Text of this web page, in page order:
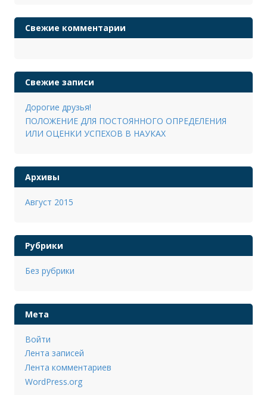
Свежие комментарии
Свежие записи
Дорогие друзья!
ПОЛОЖЕНИЕ ДЛЯ ПОСТОЯННОГО ОПРЕДЕЛЕНИЯ
ИЛИ ОЦЕНКИ УСПЕХОВ В НАУКАХ
Архивы
Август 2015
Рубрики
Без рубрики
Мета
Войти
Лента записей
Лента комментариев
WordPress.org